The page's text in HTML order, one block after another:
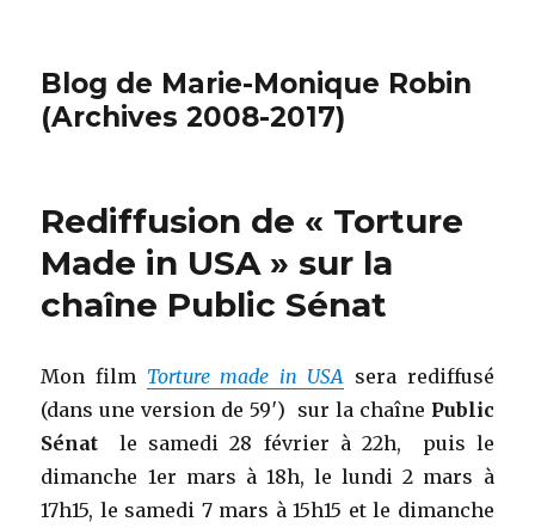
Blog de Marie-Monique Robin
(Archives 2008-2017)
Rediffusion de « Torture
Made in USA » sur la
chaîne Public Sénat
Mon film Torture made in USA sera rediffusé
(dans une version de 59′) sur la chaîne Public
Sénat
le samedi 28 février à 22h, puis le
dimanche 1er mars à 18h, le lundi 2 mars à
17h15, le samedi 7 mars à 15h15 et le dimanche